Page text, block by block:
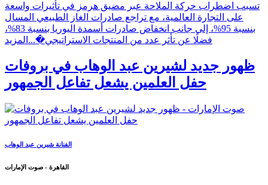
تسبب اضطراب حركة الملاحة عبر مضيق هرمز في تأثيرات واسعة
على التجارة العالمية، مع تراجع صادرات الغاز الطبيعي المسال
بنسبة 95%، إلى جانب انخفاض صادرات أسمدة اليوريا بنسبة 83%،
فضلًا عن تأثر عدد من المنتجات الاستراتيجي�... المزيد
ظهور جديد لشيرين عبد الوهاب في بروفات
حفل العلمين يشعل تفاعل الجمهور
الفنانة شيرين عبد الوهاب
القاهرة - صوت الإمارات